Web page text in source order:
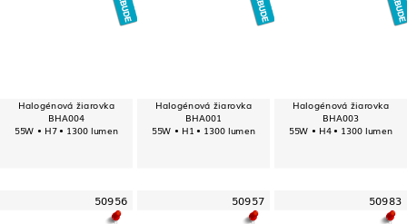
Halogénová žiarovka
BHA004
55W • H7 • 1300 lumen
Halogénová žiarovka
BHA001
55W • H1 • 1300 lumen
Halogénová žiarovka
BHA003
55W • H4 • 1300 lumen
50956 50957 50983